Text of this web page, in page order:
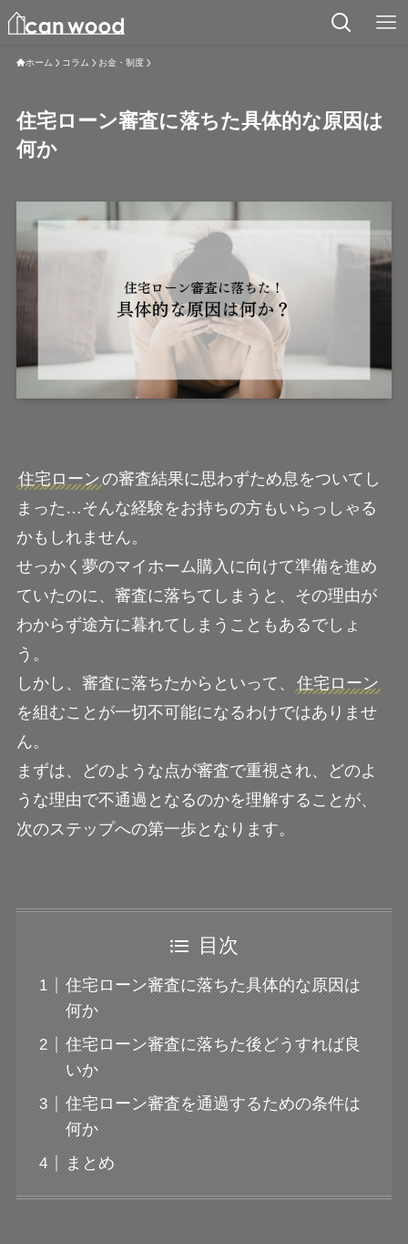
ホーム コラム お金・制度
住宅ローン審査に落ちた具体的な原因は
何か
住宅ローンの審査結果に思わずため息をついてし
まった…そんな経験をお持ちの方もいらっしゃる
かもしれません。
せっかく夢のマイホーム購入に向けて準備を進め
ていたのに、審査に落ちてしまうと、その理由が
わからず途方に暮れてしまうこともあるでしょ
う。
しかし、審査に落ちたからといって、
住宅ローン
を組むことが一切不可能になるわけではありませ
ん。
まずは、どのような点が審査で重視され、どのよ
うな理由で不通過となるのかを理解することが、
次のステップへの第一歩となります。
目次
住宅ローン審査に落ちた具体的な原因は
何か
住宅ローン審査に落ちた後どうすれば良
いか
住宅ローン審査を通過するための条件は
何か
まとめ